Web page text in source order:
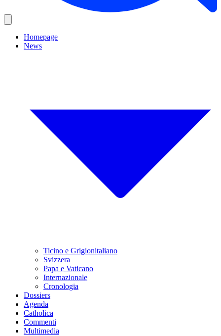
Homepage
News
Ticino e Grigionitaliano
Svizzera
Papa e Vaticano
Internazionale
Cronologia
Dossiers
Agenda
Catholica
Commenti
Multimedia